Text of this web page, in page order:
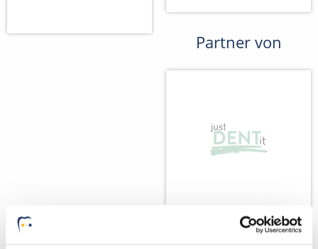
Partner von
Wir pflanzen